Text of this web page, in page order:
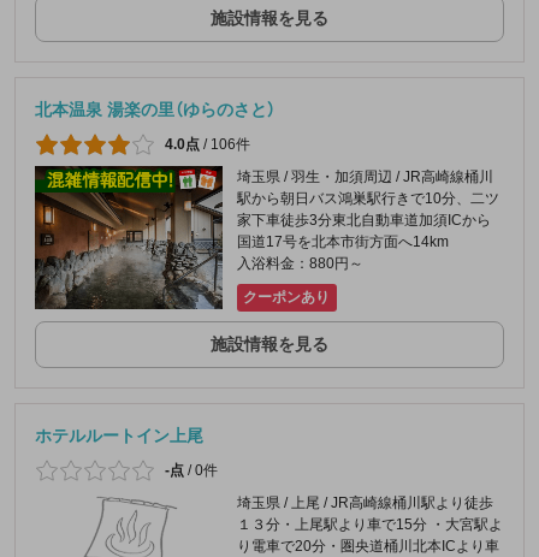
施設情報を見る
北本温泉 湯楽の里（ゆらのさと）
4.0点 / 106件
埼玉県 / 羽生・加須周辺 / JR高崎線桶川
駅から朝日バス鴻巣駅行きで10分、二ツ
家下車徒歩3分東北自動車道加須ICから
国道17号を北本市街方面へ14km
入浴料金：880円～
クーポンあり
施設情報を見る
ホテルルートイン上尾
-点 /0件
埼玉県 / 上尾 / JR高崎線桶川駅より徒歩
１３分・上尾駅より車で15分 ・大宮駅よ
り電車で20分・圏央道桶川北本ICより車